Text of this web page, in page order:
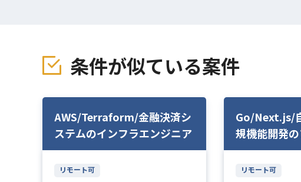
条件が似ている案件
AWS/Terraform/金融決済シ
ステムのインフラエンジニア
リモート可
Go/Next.js/
規機能開発
ンジニア
リモート可